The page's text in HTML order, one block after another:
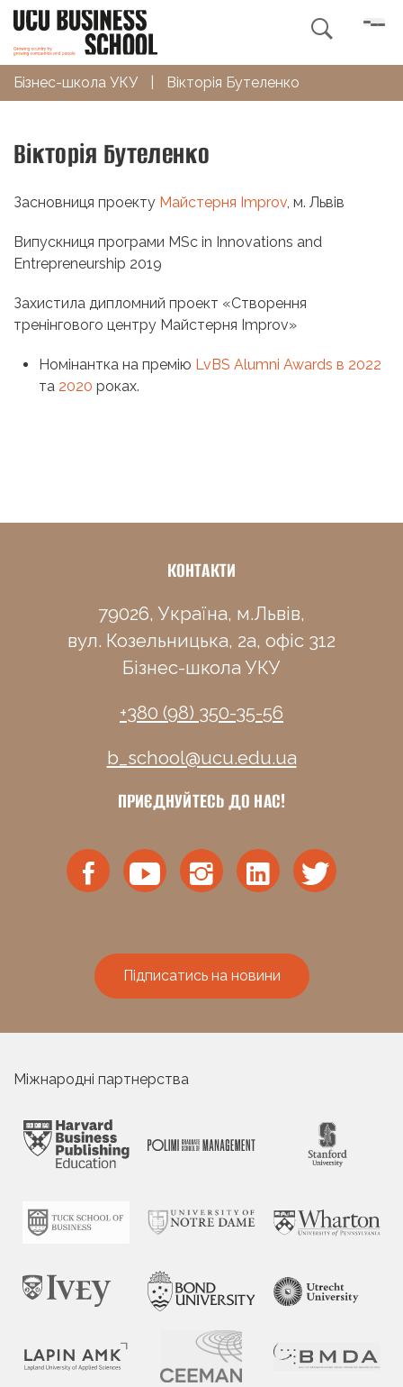

Бізнес-школа УКУ Вікторія Бутеленко
Вікторія Бутеленко
Засновниця проекту Майстерня Improv, м. Львів
Випускниця програми MSc in Innovations and
Entrepreneurship 2019
Захистила дипломний проект «Створення
тренінгового центру Майстерня Improv»
Номінантка на премію LvBS Alumni Awards в 2022
та 2020 роках.
КОНТАКТИ
79026, Україна, м.Львів,
вул. Козельницька, 2а, офіс 312
Бізнес-школа УКУ
+380 (98) 350-35-56
b_school@ucu.edu.ua
ПРИЄДНУЙТЕСЬ ДО НАС!
Підписатись на новини
Міжнародні партнерства